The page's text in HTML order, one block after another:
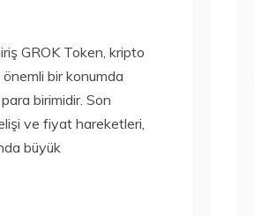
GROK Token, kripto
bir konumda
birimidir. Son
ve fiyat hareketleri,
büyük